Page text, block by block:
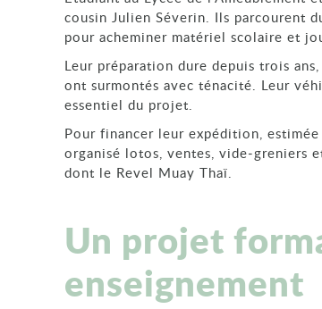
cousin Julien Séverin. Ils parcourent
pour acheminer matériel scolaire et
Leur préparation dure depuis trois
ont surmontés avec ténacité. Leur
essentiel du projet.
Pour financer leur expédition,
organisé lotos, ventes, vide‑greniers
dont le Revel Muay Thaï.
Un projet
enseignement